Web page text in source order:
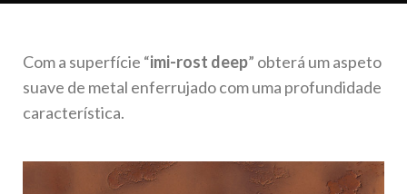
Com a superfície “imi-rost deep” obterá um aspeto
suave de metal enferrujado com uma profundidade
característica.